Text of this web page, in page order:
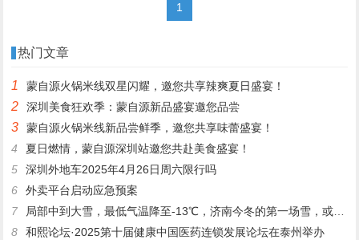
1
热门文章
1 蒙自源火锅米线双星闪耀，邀您共享辣爽夏日盛宴！
2 深圳美食狂欢季：蒙自源新品盛宴邀您品尝
3
蒙自源火锅米线新品尝鲜季，邀您共享味蕾盛宴！
4
夏日燃情，蒙自源深圳站邀您共赴美食盛宴！
5
深圳外地车2025年4月26日周六限行吗
6
外卖平台启动应急预案
7
局部中到大雪，最低气温降至-13℃，济南今冬的第一场雪，或跟去年同一时间！
8
和熙论坛·2025第十届健康中国医药连锁发展论坛在泰州举办